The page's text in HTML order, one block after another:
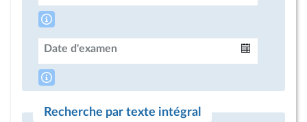
Date d'examen
Recherche par texte intégral